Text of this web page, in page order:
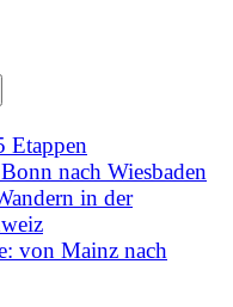
Etappen
nach Wiesbaden
in der
von Mainz nach